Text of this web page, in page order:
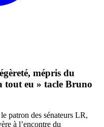
mépris du
tout eu » tacle Bruno
patron des sénateurs LR,
à l’encontre du